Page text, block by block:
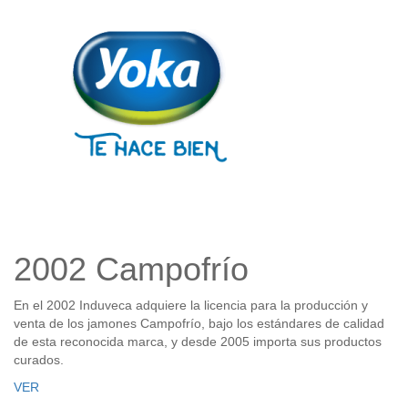
2002 Campofrío
En el 2002 Induveca adquiere la licencia para la producción y
venta de los jamones Campofrío, bajo los estándares de calidad
de esta reconocida marca, y desde 2005 importa sus productos
curados.
VER